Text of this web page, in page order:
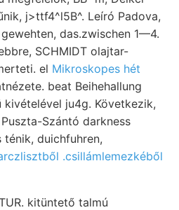
j>ttf4^l5B^. Leíró Padova,
das.zwischen 1—4.
SCHMIDT olajtar-
el Mikroskopes hét
beat Beihehallung
kivételével ju4g. Következik,
Szántó darkness
duichfuhren,
.csillámlemezkéből
kitüntető talmú